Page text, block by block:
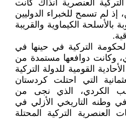
العنصرية آنذاك كانت
لم تسمح للخبراء الدوليين
بالأسلحة الكيماوية والقريبة
التركية في حينها في
وكانت دوافعها مستمدة من
القومية للدولة التركية
التي احتلت كردستان
الكردي، الذي نجى من
في وطنه التاريخي الأزلي في
العنصرية التركية المحتلة